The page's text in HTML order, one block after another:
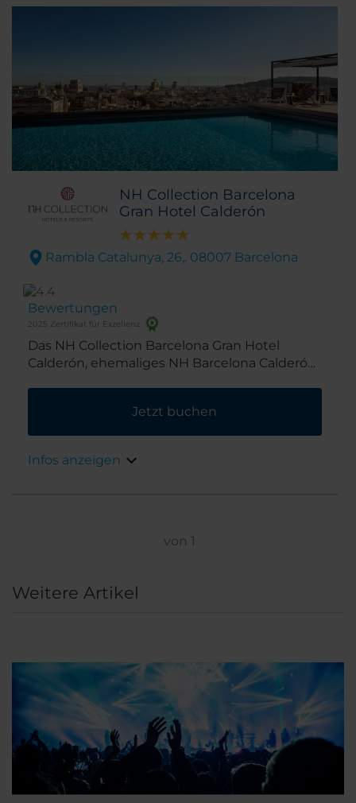
NH Collection Barcelona
Gran Hotel Calderón
Rambla Catalunya, 26,. 08007 Barcelona
Bewertungen
2025 Zertifikat für Exzellenz
Das NH Collection Barcelona Gran Hotel
Calderón, ehemaliges NH Barcelona Calderón,
befindet sich an der Stelle des ehemaligen
Teatro Calderón. Es wurde 2016 komplett
NH Hotel Group in Barcelona wiedereröffnet.
Garcia, erreichen Sie bequem zu Fuß. Die
Pedrera), La Sagrada Familia und das Picasso
Jetzt buchen
Infos anzeigen
von 1
Weitere Artikel